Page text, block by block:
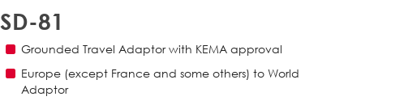
SD-81
Grounded Travel Adaptor with KEMA approval
Europe (except France and some others) to World
Adaptor